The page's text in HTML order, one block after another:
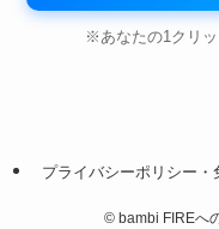
※あなたの1クリ
プライバシーポリシー・
© bambi FIREへ